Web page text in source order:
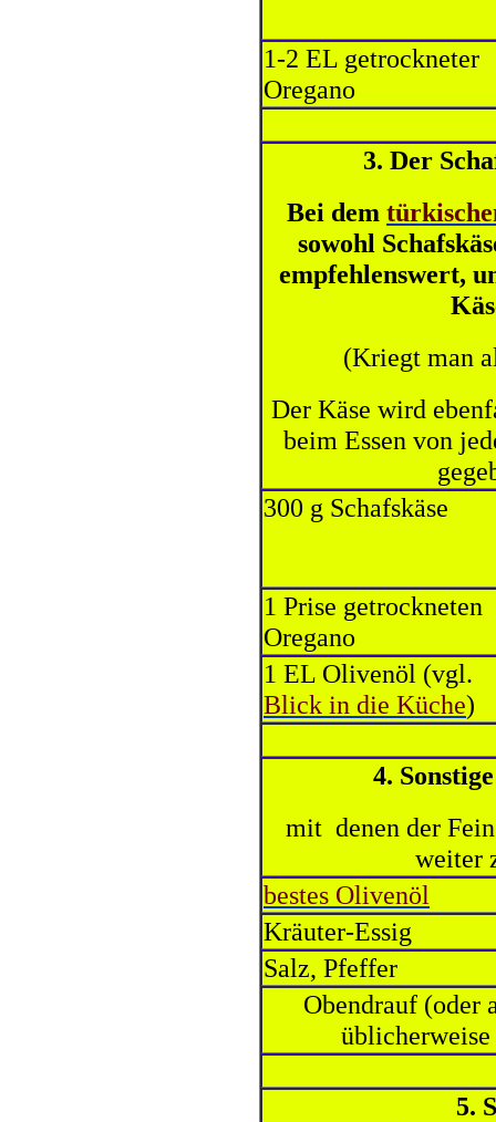
1-2 EL getrockneter
Oregano
3. Der
Bei dem
sowohl
empfehlenswert,
(Kriegt man
Der Käse wird
beim Essen von
300 g Schafskäse
1 Prise getrockneten
Oregano
1 EL Olivenöl (vgl.
Blick in die Küche)
4.
mit denen der
weiter
bestes Olivenöl
Kräuter-Essig
Salz, Pfeffer
Obendrauf (oder
üblicherweise
5.